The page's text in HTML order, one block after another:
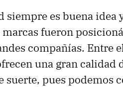
es buena idea
fueron
compañías. Entre
una gran calidad
suerte, pues podemos